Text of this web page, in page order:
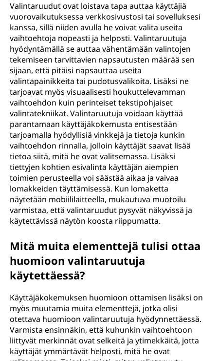
Valintaruudut ovat loistava tapa auttaa käyttäjiä
vuorovaikutuksessa verkkosivustosi tai sovelluksesi
kanssa, sillä niiden avulla he voivat valita useita
vaihtoehtoja nopeasti ja helposti. Valintaruutuja
hyödyntämällä se auttaa vähentämään valintojen
tekemiseen tarvittavien napsautusten määrää sen
sijaan, että pitäisi napsauttaa useita
valintapainikkeita tai pudotusvalikoita. Lisäksi ne
tarjoavat myös visuaalisesti houkuttelevamman
vaihtoehdon kuin perinteiset tekstipohjaiset
valintatekniikat. Valintaruutuja voidaan käyttää
parantamaan käyttäjäkokemusta entisestään
tarjoamalla hyödyllisiä vinkkejä ja tietoja kunkin
vaihtoehdon rinnalla, jolloin käyttäjät saavat lisää
tietoa siitä, mitä he ovat valitsemassa. Lisäksi
tiettyjen kohtien esivalinta käyttäjän aiempien
toimien perusteella voi säästää aikaa ja vaivaa
lomakkeiden täyttämisessä. Kun lomaketta
näytetään mobiililaitteella, mukautuva muotoilu
varmistaa, että valintaruudut pysyvät näkyvissä ja
käytettävissä näytön koosta riippumatta.
Mitä muita elementtejä tulisi ottaa
huomioon valintaruutuja
käytettäessä?
Käyttäjäkokemuksen huomioon ottamisen lisäksi on
myös muutamia muita elementtejä, jotka olisi
otettava huomioon valintaruutuja hyödynnettäessä.
Varmista ensinnäkin, että kuhunkin vaihtoehtoon
liittyvät merkinnät ovat selkeitä ja ytimekkäitä, jotta
käyttäjät ymmärtävät helposti, mitä he ovat